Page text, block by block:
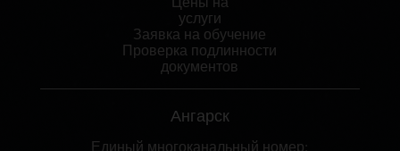
услуги
Заявка на обучение
Проверка подлинности
документов
Ангарск
Единый многоканальный номер: